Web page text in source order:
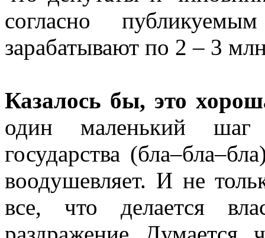
согласно
зарабатывают по 2 – 3
Казалось бы, это
один маленький шаг
государства
воодушевляет. И не
все, что делается